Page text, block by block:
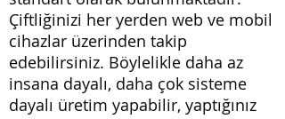
Çiftliğinizi her yerden web ve mobil
cihazlar üzerinden takip
edebilirsiniz. Böylelikle daha az
insana dayalı, daha çok sisteme
dayalı üretim yapabilir, yaptığınız